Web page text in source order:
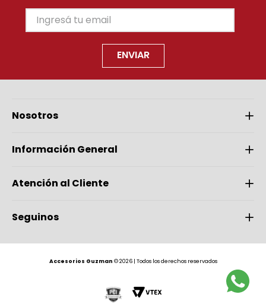
ENVIAR
Nosotros
Información General
Atención al Cliente
Seguinos
Accesorios Guzman © 2026 | Todos los derechos reservados